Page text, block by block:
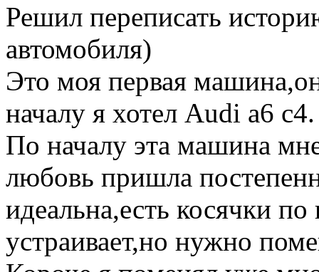
Решил переписать
автомобиля)
Это моя первая
началу я хотел Audi a6 c4.
По началу эта машина
любовь пришла
идеальна,есть косячки
устраивает,но нужно